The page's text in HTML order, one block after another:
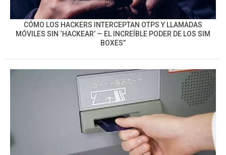
CÓMO LOS HACKERS INTERCEPTAN OTPS Y LLAMADAS
MÓVILES SIN ‘HACKEAR’ — EL INCREÍBLE PODER DE LOS SIM
BOXES”